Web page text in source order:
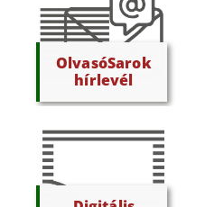
OlvasóSarok
hírlevél